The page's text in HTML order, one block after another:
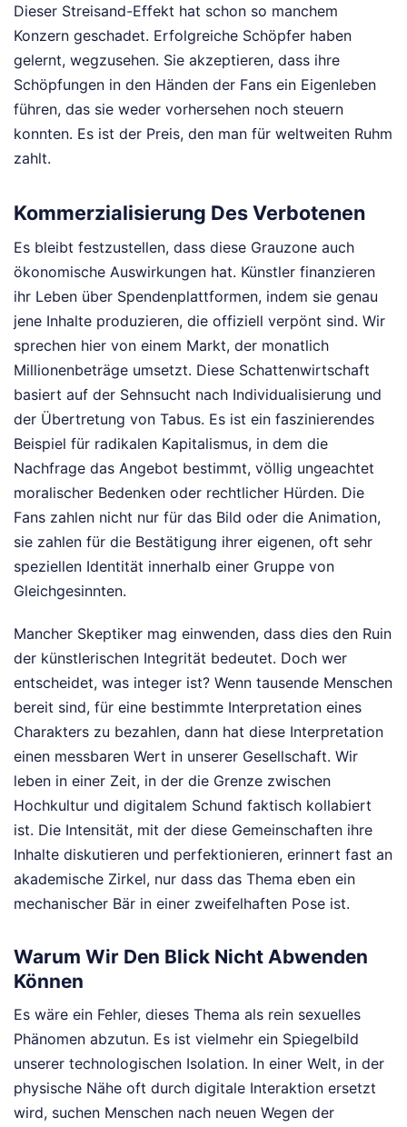
Dieser Streisand-Effekt hat schon so manchem
Konzern geschadet. Erfolgreiche Schöpfer haben
gelernt, wegzusehen. Sie akzeptieren, dass ihre
Schöpfungen in den Händen der Fans ein Eigenleben
führen, das sie weder vorhersehen noch steuern
konnten. Es ist der Preis, den man für weltweiten Ruhm
zahlt.
Kommerzialisierung Des Verbotenen
Es bleibt festzustellen, dass diese Grauzone auch
ökonomische Auswirkungen hat. Künstler finanzieren
ihr Leben über Spendenplattformen, indem sie genau
jene Inhalte produzieren, die offiziell verpönt sind. Wir
sprechen hier von einem Markt, der monatlich
Millionenbeträge umsetzt. Diese Schattenwirtschaft
basiert auf der Sehnsucht nach Individualisierung und
der Übertretung von Tabus. Es ist ein faszinierendes
Beispiel für radikalen Kapitalismus, in dem die
Nachfrage das Angebot bestimmt, völlig ungeachtet
moralischer Bedenken oder rechtlicher Hürden. Die
Fans zahlen nicht nur für das Bild oder die Animation,
sie zahlen für die Bestätigung ihrer eigenen, oft sehr
speziellen Identität innerhalb einer Gruppe von
Gleichgesinnten.
Mancher Skeptiker mag einwenden, dass dies den Ruin
der künstlerischen Integrität bedeutet. Doch wer
entscheidet, was integer ist? Wenn tausende Menschen
bereit sind, für eine bestimmte Interpretation eines
Charakters zu bezahlen, dann hat diese Interpretation
einen messbaren Wert in unserer Gesellschaft. Wir
leben in einer Zeit, in der die Grenze zwischen
Hochkultur und digitalem Schund faktisch kollabiert
ist. Die Intensität, mit der diese Gemeinschaften ihre
Inhalte diskutieren und perfektionieren, erinnert fast an
akademische Zirkel, nur dass das Thema eben ein
mechanischer Bär in einer zweifelhaften Pose ist.
Warum Wir Den Blick Nicht Abwenden
Können
Es wäre ein Fehler, dieses Thema als rein sexuelles
Phänomen abzutun. Es ist vielmehr ein Spiegelbild
unserer technologischen Isolation. In einer Welt, in der
physische Nähe oft durch digitale Interaktion ersetzt
wird, suchen Menschen nach neuen Wegen der